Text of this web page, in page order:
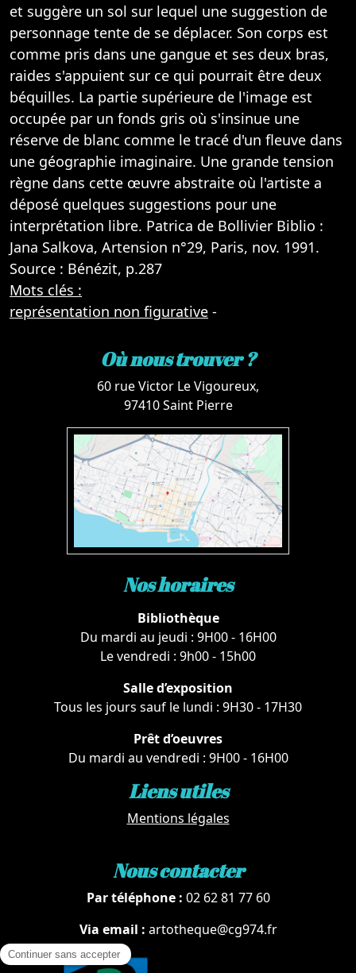
et suggère un sol sur lequel une suggestion de
personnage tente de se déplacer. Son corps est
comme pris dans une gangue et ses deux bras,
raides s'appuient sur ce qui pourrait être deux
béquilles. La partie supérieure de l'image est
occupée par un fonds gris où s'insinue une
réserve de blanc comme le tracé d'un fleuve dans
une géographie imaginaire. Une grande tension
règne dans cette œuvre abstraite où l'artiste a
déposé quelques suggestions pour une
interprétation libre. Patrica de Bollivier Biblio :
Jana Salkova, Artension n°29, Paris, nov. 1991.
Source : Bénézit, p.287
Mots clés :
représentation non figurative -
Où nous trouver ?
60 rue Victor Le Vigoureux,
97410 Saint Pierre
Nos horaires
Bibliothèque
Du mardi au jeudi : 9H00 - 16H00
Le vendredi : 9h00 - 15h00
Salle d’exposition
Tous les jours sauf le lundi : 9H30 - 17H30
Prêt d’oeuvres
Du mardi au vendredi : 9H00 - 16H00
Liens utiles
Mentions légales
Nous contacter
Par téléphone : 02 62 81 77 60
Via email : artotheque@cg974.fr